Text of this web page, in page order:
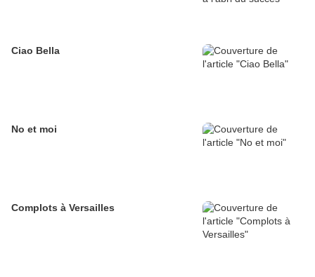
Ciao Bella
No et moi
Complots à Versailles